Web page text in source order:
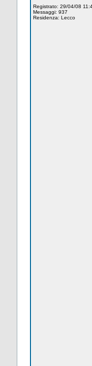
Registrato: 29/04/08
Messaggi: 937
Residenza: Lecco